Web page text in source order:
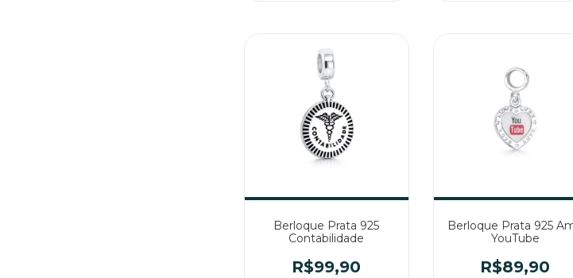
Berloque Prata 925
Contabilidade
R$99,90
Berloque Prata 925
YouTube
R$89,90